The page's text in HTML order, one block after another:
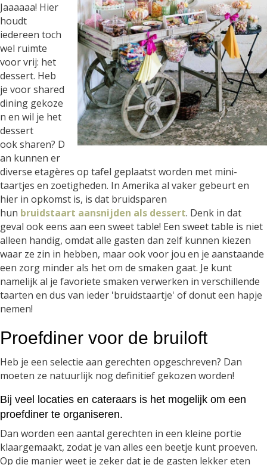
Jaaaaaa! Hier
houdt
iedereen toch
wel ruimte
voor vrij: het
dessert. Heb
je voor shared
dining gekoze
n en wil je het
dessert
ook sharen? D
an kunnen er
diverse etagères op tafel geplaatst worden met mini-
taartjes en zoetigheden. In Amerika al vaker gebeurt en
hier in opkomst is, is dat bruidsparen
hun bruidstaart aansnijden als dessert. Denk in dat
geval ook eens aan een sweet table! Een sweet table is niet
alleen handig, omdat alle gasten dan zelf kunnen kiezen
waar ze zin in hebben, maar ook voor jou en je aanstaande
een zorg minder als het om de smaken gaat. Je kunt
namelijk al je favoriete smaken verwerken in verschillende
taarten en dus van ieder 'bruidstaartje' of donut een hapje
nemen!
Proefdiner voor de bruiloft
Heb je een selectie aan gerechten opgeschreven? Dan
moeten ze natuurlijk nog definitief gekozen worden!
Bij veel locaties en cateraars is het mogelijk om een
proefdiner te organiseren.
Dan worden een aantal gerechten in een kleine portie
klaargemaakt, zodat je van alles een beetje kunt proeven.
Op die manier weet je zeker dat je de gasten lekker eten